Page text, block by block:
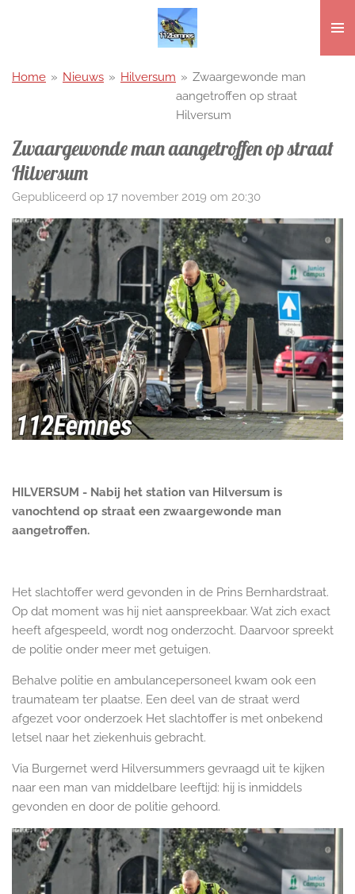
de
Home » Nieuws » Hilversum » Zwaargewonde man
aangetroffen op straat
Hilversum
Zwaargewonde man aangetroffen op straat
Hilversum
Gepubliceerd op 17 november 2019 om 20:30
HILVERSUM - Nabij het station van Hilversum is
vanochtend op straat een zwaargewonde man
aangetroffen.
Het slachtoffer werd gevonden in de Prins Bernhardstraat.
Op dat moment was hij niet aanspreekbaar. Wat zich exact
heeft afgespeeld, wordt nog onderzocht. Daarvoor spreekt
de politie onder meer met getuigen.
Behalve politie en ambulancepersoneel kwam ook een
traumateam ter plaatse. Een deel van de straat werd
afgezet voor onderzoek Het slachtoffer is met onbekend
letsel naar het ziekenhuis gebracht.
Via Burgernet werd Hilversummers gevraagd uit te kijken
naar een man van middelbare leeftijd: hij is inmiddels
gevonden en door de politie gehoord.